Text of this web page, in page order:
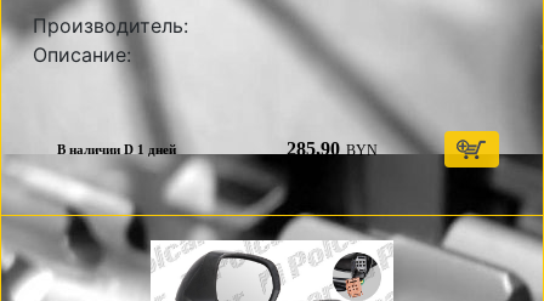
Производитель:
Описание:
В наличии D 1 дней 285,90 BYN